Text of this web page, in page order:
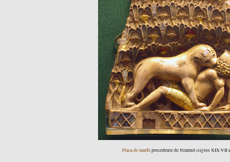
Placa de marfil procedente de Nimrud (siglos XIX-VII